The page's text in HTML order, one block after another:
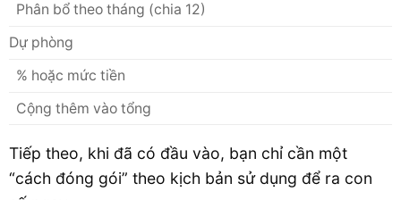
Phân bổ theo tháng (chia 12)
Dự phòng
% hoặc mức tiền
Cộng thêm vào tổng
Tiếp theo, khi đã có đầu vào, bạn chỉ cần một
“cách đóng gói” theo kịch bản sử dụng để ra con